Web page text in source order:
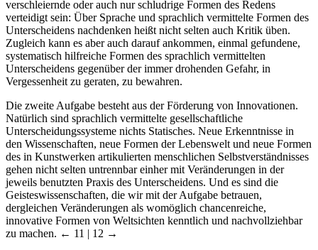
verschleiernde oder auch nur schludrige Formen des Redens
verteidigt sein: Über Sprache und sprachlich vermittelte Formen des
Unterscheidens nachdenken heißt nicht selten auch Kritik üben.
Zugleich kann es aber auch darauf ankommen, einmal gefundene,
systematisch hilfreiche Formen des sprachlich vermittelten
Unterscheidens gegenüber der immer drohenden Gefahr, in
Vergessenheit zu geraten, zu bewahren.
Die zweite Aufgabe besteht aus der Förderung von Innovationen.
Natürlich sind sprachlich vermittelte gesellschaftliche
Unterscheidungssysteme nichts Statisches. Neue Erkenntnisse in
den Wissenschaften, neue Formen der Lebenswelt und neue Formen
des in Kunstwerken artikulierten menschlichen Selbstverständnisses
gehen nicht selten untrennbar einher mit Veränderungen in der
jeweils benutzten Praxis des Unterscheidens. Und es sind die
Geisteswissenschaften, die wir mit der Aufgabe betrauen,
dergleichen Veränderungen als womöglich chancenreiche,
innovative Formen von Weltsichten kenntlich und nachvollziehbar
zu machen. ← 11 | 12 →